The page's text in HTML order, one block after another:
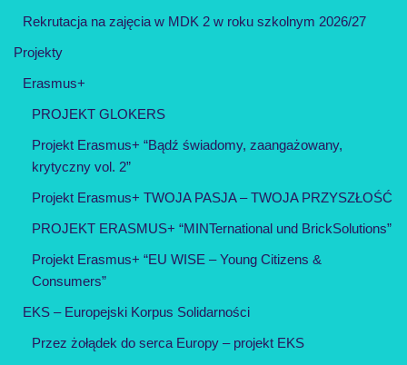
Rekrutacja na zajęcia w MDK 2 w roku szkolnym 2026/27
Projekty
Erasmus+
PROJEKT GLOKERS
Projekt Erasmus+ “Bądź świadomy, zaangażowany,
krytyczny vol. 2”
Projekt Erasmus+ TWOJA PASJA – TWOJA PRZYSZŁOŚĆ
PROJEKT ERASMUS+ “MINTernational und BrickSolutions”
Projekt Erasmus+ “EU WISE – Young Citizens &
Consumers”
EKS – Europejski Korpus Solidarności
Przez żołądek do serca Europy – projekt EKS